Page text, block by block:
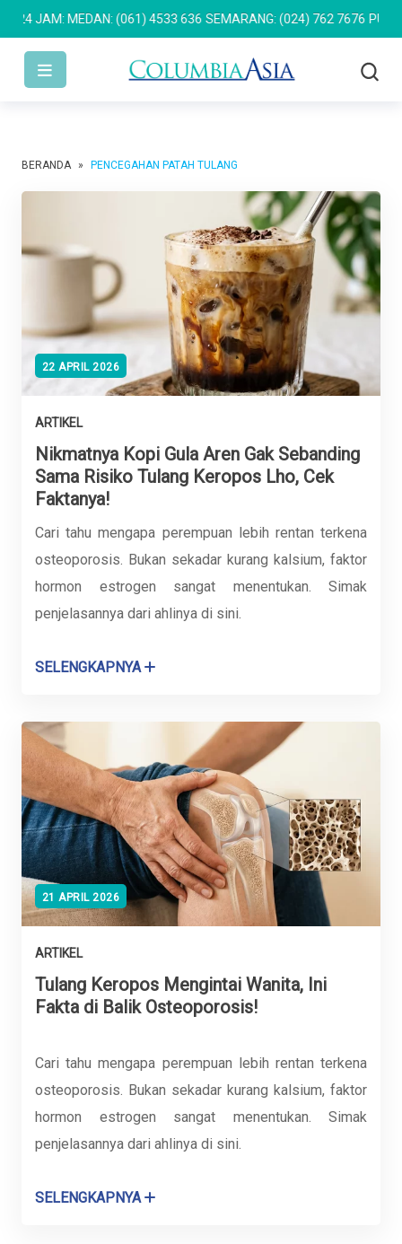
JAM: MEDAN: (061) 4533 636 SEMARANG: (024) 762 7676
BERANDA » PENCEGAHAN PATAH TULANG
22 APRIL 2026
ARTIKEL
Nikmatnya Kopi Gula Aren Gak Sebanding
Sama Risiko Tulang Keropos Lho, Cek
Faktanya!
Cari tahu mengapa perempuan lebih rentan terkena
osteoporosis. Bukan sekadar kurang kalsium, faktor
hormon estrogen sangat menentukan. Simak
penjelasannya dari ahlinya di sini.
SELENGKAPNYA
21 APRIL 2026
ARTIKEL
Tulang Keropos Mengintai Wanita, Ini
Fakta di Balik Osteoporosis!
Cari tahu mengapa perempuan lebih rentan terkena
osteoporosis. Bukan sekadar kurang kalsium, faktor
hormon estrogen sangat menentukan. Simak
penjelasannya dari ahlinya di sini.
SELENGKAPNYA